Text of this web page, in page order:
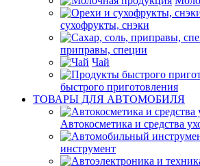
сухофрукты, снэки
приправы, специи
Чай
быстрого приготовления
ТОВАРЫ ДЛЯ АВТОМОБИЛЯ
Автокосметика и средства
инструмент